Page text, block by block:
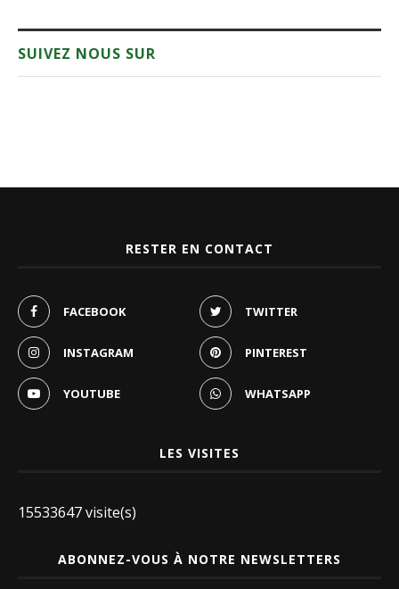
SUIVEZ NOUS SUR
RESTER EN CONTACT
FACEBOOK TWITTER
INSTAGRAM PINTEREST
YOUTUBE WHATSAPP
LES VISITES
15533647 visite(s)
ABONNEZ-VOUS À NOTRE NEWSLETTERS